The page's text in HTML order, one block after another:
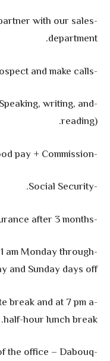
with our sales
department.
-Prospect and make calls.
writing, and
reading).
-Good pay + Commission.
-Social Security.
-A+ Health Insurance after 3 months.
am Monday through
and Sunday days off.
break and at 7 pm a
half-hour lunch break.
-Location of the office – Dabouq.